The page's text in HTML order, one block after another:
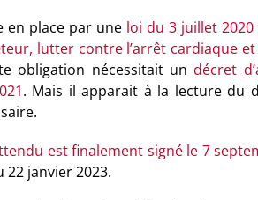
en place par une loi du 3 juillet
lutter contre l’arrêt cardiaque
obligation nécessitait un décret
. Mais il apparait à la lecture du
est finalement signé le 7
22 janvier 2023.